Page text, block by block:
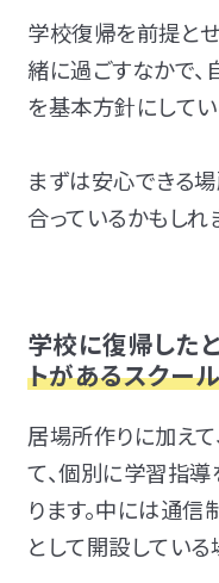
学校復帰を前提とせ
緒に過ごすなかで
を基本方針にしてい
まずは安心できる
合っているかもしれ
学校に復帰した
トがあるスクール
居場所作りに加え
て、個別に学習指
ります。中には通信
として開設している